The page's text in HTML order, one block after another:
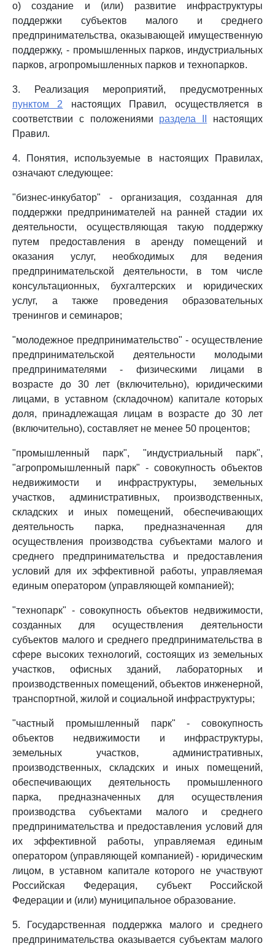
о) создание и (или) развитие инфраструктуры
поддержки субъектов малого и среднего
предпринимательства, оказывающей имущественную
поддержку, - промышленных парков, индустриальных
парков, агропромышленных парков и технопарков.
3. Реализация мероприятий, предусмотренных
пунктом 2 настоящих Правил, осуществляется в
соответствии с положениями раздела II
настоящих
Правил.
4. Понятия, используемые в настоящих Правилах,
означают следующее:
"бизнес-инкубатор" - организация, созданная для
поддержки предпринимателей на ранней стадии их
деятельности, осуществляющая такую поддержку
путем предоставления в аренду помещений и
оказания услуг, необходимых для ведения
предпринимательской деятельности, в том числе
консультационных, бухгалтерских и юридических
услуг, а также проведения образовательных
тренингов и семинаров;
"молодежное предпринимательство" - осуществление
предпринимательской деятельности молодыми
предпринимателями - физическими лицами в
возрасте до 30 лет (включительно), юридическими
лицами, в уставном (складочном) капитале которых
доля, принадлежащая лицам в возрасте до 30 лет
(включительно), составляет не менее 50 процентов;
"промышленный парк", "индустриальный парк",
"агропромышленный парк" - совокупность объектов
недвижимости и инфраструктуры, земельных
участков, административных, производственных,
складских и иных помещений, обеспечивающих
деятельность парка, предназначенная для
осуществления производства субъектами малого и
среднего предпринимательства и предоставления
условий для их эффективной работы, управляемая
единым оператором (управляющей компанией);
"технопарк" - совокупность объектов недвижимости,
созданных для осуществления деятельности
субъектов малого и среднего предпринимательства в
сфере высоких технологий, состоящих из земельных
участков, офисных зданий, лабораторных и
производственных помещений, объектов инженерной,
транспортной, жилой и социальной инфраструктуры;
"частный промышленный парк" - совокупность
объектов недвижимости и инфраструктуры,
земельных участков, административных,
производственных, складских и иных помещений,
обеспечивающих деятельность промышленного
парка, предназначенных для осуществления
производства субъектами малого и среднего
предпринимательства и предоставления условий для
их эффективной работы, управляемая единым
оператором (управляющей компанией) - юридическим
лицом, в уставном капитале которого не участвуют
Российская Федерация, субъект Российской
Федерации и (или) муниципальное образование.
5. Государственная поддержка малого и среднего
предпринимательства оказывается субъектам малого